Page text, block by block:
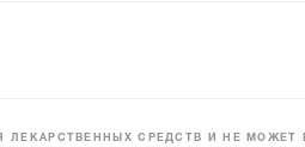
СРЕДСТВ И НЕ МОЖЕТ